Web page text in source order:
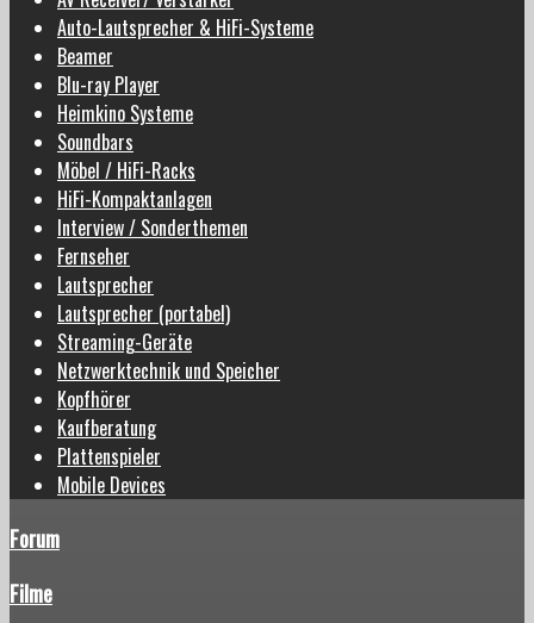
Auto-Lautsprecher & HiFi-Systeme
Beamer
Blu-ray Player
Heimkino Systeme
Soundbars
Möbel / HiFi-Racks
HiFi-Kompaktanlagen
Interview / Sonderthemen
Fernseher
Lautsprecher
Lautsprecher (portabel)
Streaming-Geräte
Netzwerktechnik und Speicher
Kopfhörer
Kaufberatung
Plattenspieler
Mobile Devices
Forum
Filme